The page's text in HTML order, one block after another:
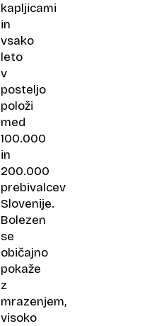
kapljicami
in
vsako
leto
v
posteljo
položi
med
100.000
in
200.000
prebivalcev
Slovenije.
Bolezen
se
običajno
pokaže
z
mrazenjem,
visoko